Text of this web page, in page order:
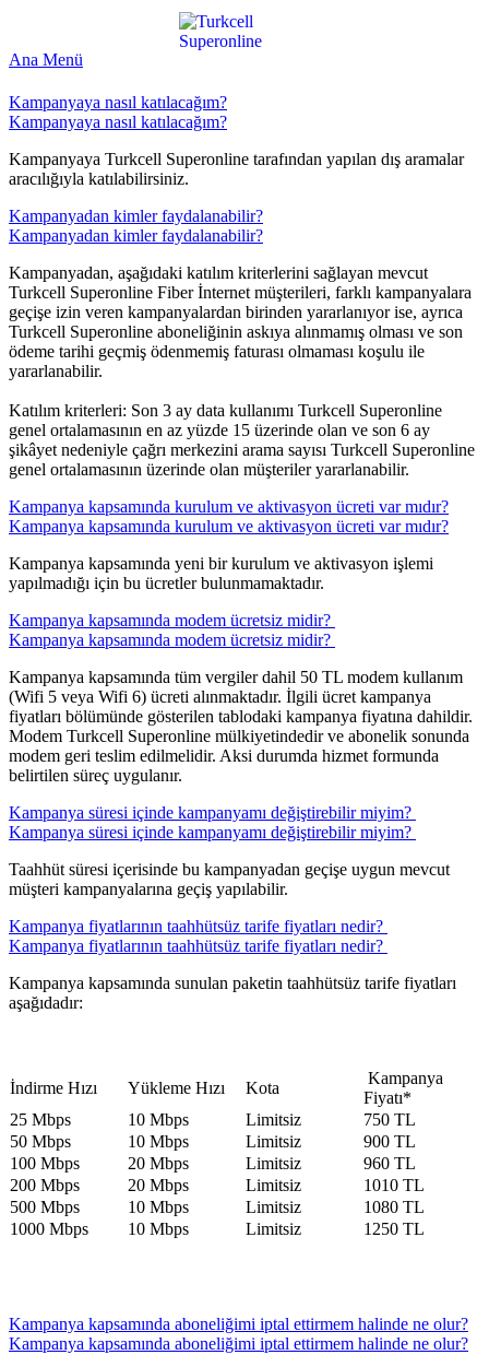
Ana Menü
Kampanyaya nasıl katılacağım?
Kampanyaya nasıl katılacağım?
Kampanyaya Turkcell Superonline tarafından yapılan dış aramalar
aracılığıyla katılabilirsiniz.​
Kampanyadan kimler faydalanabilir?
Kampanyadan kimler faydalanabilir?
Kampanyadan, aşağıdaki katılım kriterlerini sağlayan mevcut
Turkcell Superonline Fiber İnternet müşterileri, farklı kampanyalara
geçişe izin veren kampanyalardan birinden yararlanıyor ise, ayrıca
Turkcell Superonline aboneliğinin askıya alınmamış olması ve son
ödeme tarihi geçmiş ödenmemiş faturası olmaması koşulu ile
yararlanabilir.
Katılım kriterleri: Son 3 ay data kullanımı Turkcell Superonline
genel ortalamasının en az yüzde 15 üzerinde olan ve son 6 ay
şikâyet nedeniyle çağrı merkezini arama sayısı Turkcell Superonline
genel ortalamasının üzerinde olan müşteriler yararlanabilir.​​
Kampanya kapsamında kurulum ve aktivasyon ücreti var mıdır?
Kampanya kapsamında kurulum ve aktivasyon ücreti var mıdır?
Kampanya kapsamında yeni bir kurulum ve aktivasyon işlemi
yapılmadığı için bu ücretler bulunmamaktadır. ​​
Kampanya kapsamında modem ücretsiz midir? ​
Kampanya kapsamında modem ücretsiz midir? ​
Kampanya kapsamında tüm vergiler dahil 50 TL modem kullanım
(Wifi 5 veya Wifi 6) ücreti alınmaktadır. İlgili ücret kampanya
fiyatları bölümünde gösterilen tablodaki kampanya fiyatına dahildir.
Modem Turkcell Superonline mülkiyetindedir ve abonelik sonunda
modem geri teslim edilmelidir. Aksi durumda hizmet formunda
belirtilen süreç uygulanır.​​​
Kampanya süresi içinde kampanyamı değiştirebilir miyim? ​
Kampanya süresi içinde kampanyamı değiştirebilir miyim? ​
Taahhüt süresi içerisinde bu kampanyadan geçişe uygun mevcut
müşteri kampanyalarına geçiş yapılabilir. ​​​
Kampanya fiyatlarının taahhütsüz tarife fiyatları nedir? ​​​
Kampanya fiyatlarının taahhütsüz tarife fiyatları nedir? ​​​
Kampanya kapsamında sunulan paketin taahhütsüz tarife fiyatları
aşağıdadır:
​İndirme Hızı​ ​Yükleme Hızı Kota​
​​ Kampanya
Fiyatı*​
25 Mbps​
10 Mbps​ Limitsiz​​
​750 TL
50 Mbps​
10 Mbps​ Limitsiz​​
900 TL
100 Mbps​
20 Mbps​ Limitsiz​​
960 TL
200 Mbps​
20 Mbps​ Limitsiz​​
1010 TL​
​500 Mbps
10 Mbps​ ​Limitsiz​
1080 TL
1000 Mbps​
10 Mbps​ Limitsiz​​ 1250 TL​
Kampanya kapsamında aboneliğimi iptal ettirmem halinde ne olur?
Kampanya kapsamında aboneliğimi iptal ettirmem halinde ne olur?